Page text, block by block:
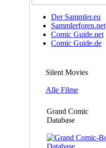
Der Sammler.eu
Sammlerforen.net
Comic Guide.net
Comic Guide.de
Silent Movies
Alle Filme
Grand Comic
Database